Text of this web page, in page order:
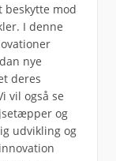
mod
I denne
nye
deres
vil også se
og
udvikling og